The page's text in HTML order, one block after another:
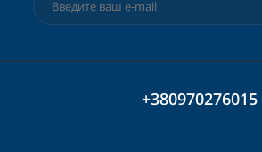
+380970276015